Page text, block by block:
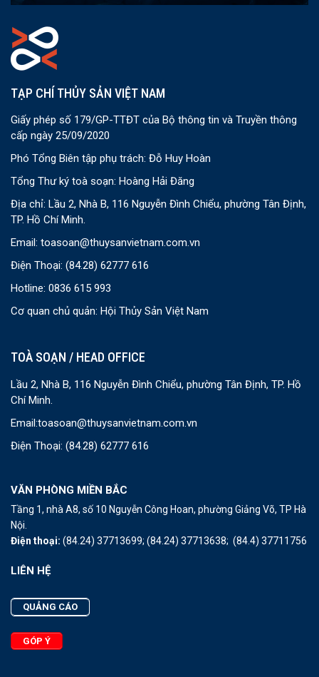
TẠP CHÍ THỦY SẢN VIỆT NAM
Giấy phép số 179/GP-TTĐT của Bộ thông tin và Truyền thông
cấp ngày 25/09/2020
Phó Tổng Biên tập phụ trách: Đỗ Huy Hoàn
Tổng Thư ký toà soạn: Hoàng Hải Đăng
Địa chỉ: Lầu 2, Nhà B, 116 Nguyễn Đình Chiểu, phường Tân Định,
TP. Hồ Chí Minh.
Email: toasoan@thuysanvietnam.com.vn
Điện Thoại: (84.28) 62777 616
Hotline: 0836 615 993
Cơ quan chủ quản: Hội Thủy Sản Việt Nam
TOÀ SOẠN / HEAD OFFICE
Lầu 2, Nhà B, 116 Nguyễn Đình Chiểu, phường Tân Định, TP. Hồ
Chí Minh.
Email:toasoan@thuysanvietnam.com.vn
Điện Thoại: (84.28) 62777 616
VĂN PHÒNG MIỀN BẮC
Tầng 1, nhà A8, số 10 Nguyễn Công Hoan, phường Giảng Võ, TP Hà
Nội.
Điện thoại: (84.24) 37713699; (84.24) 37713638; (84.4) 37711756
LIÊN HỆ
QUẢNG CÁO
GÓP Ý